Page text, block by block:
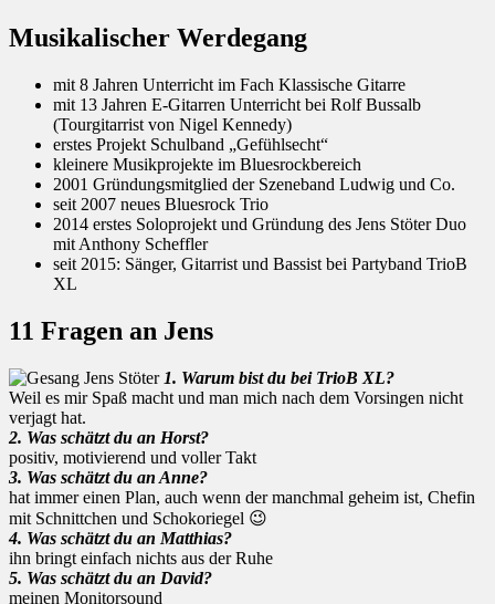
Musikalischer Werdegang
mit 8 Jahren Unterricht im Fach Klassische Gitarre
mit 13 Jahren E-Gitarren Unterricht bei Rolf Bussalb
(Tourgitarrist von Nigel Kennedy)
erstes Projekt Schulband „Gefühlsecht“
kleinere Musikprojekte im Bluesrockbereich
2001 Gründungsmitglied der Szeneband Ludwig und Co.
seit 2007 neues Bluesrock Trio
2014 erstes Soloprojekt und Gründung des Jens Stöter Duo
mit Anthony Scheffler
seit 2015: Sänger, Gitarrist und Bassist bei Partyband TrioB
XL
11 Fragen an Jens
1. Warum bist du bei TrioB XL?
Weil es mir Spaß macht und man mich nach dem Vorsingen nicht
verjagt hat.
2. Was schätzt du an Horst?
positiv, motivierend und voller Takt
3. Was schätzt du an Anne?
hat immer einen Plan, auch wenn der manchmal geheim ist, Chefin
mit Schnittchen und Schokoriegel 😉
4. Was schätzt du an Matthias?
ihn bringt einfach nichts aus der Ruhe
5. Was schätzt du an David?
meinen Monitorsound